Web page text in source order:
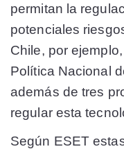
permitan la
potenciales
Chile, por
Política Nacional
además de tres
regular esta
Según ESET